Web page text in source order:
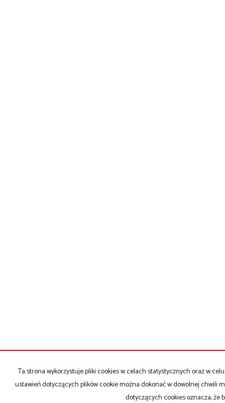
Ta strona wykorzystuje pliki cookies w celach statystycznych oraz w
ustawień dotyczących plików cookie można dokonać w dowolnej chwili
dotyczących cookies oznacza, że